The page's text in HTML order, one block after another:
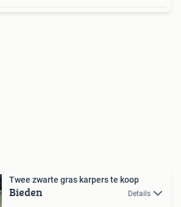
Twee zwarte gras karpers te koop
Bieden Details